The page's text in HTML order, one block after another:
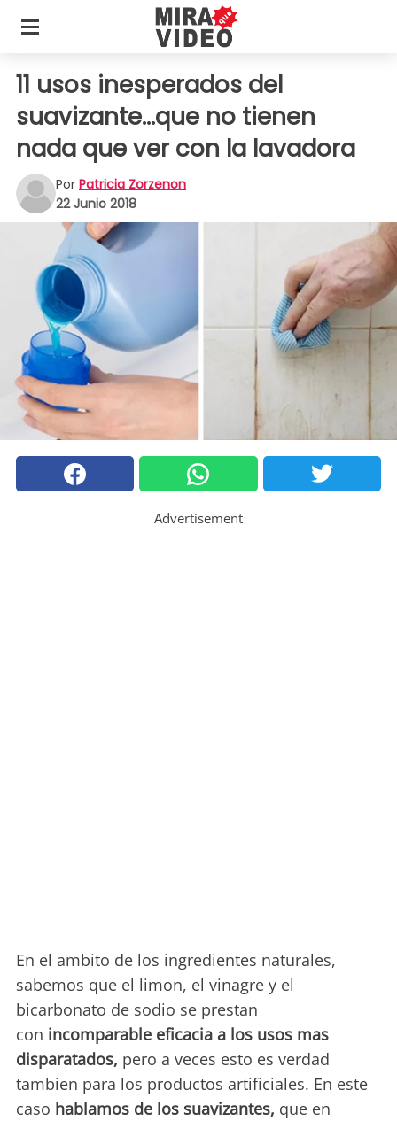
11 usos inesperados del
suavizante...que no tienen
nada que ver con la lavadora
Por Patricia Zorzenon
22 Junio 2018
Advertisement
En el ambito de los ingredientes naturales,
sabemos que el limon, el vinagre y el
bicarbonato de sodio se prestan
con incomparable eficacia a los usos mas
disparatados, pero a veces esto es verdad
tambien para los productos artificiales. En este
caso hablamos de los suavizantes, que en